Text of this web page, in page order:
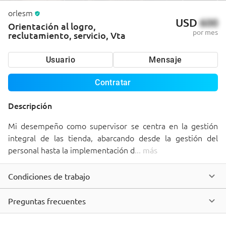
orlesm
Orientación al logro,
reclutamiento, servicio, Vta
USD 600
por mes
Usuario Mensaje
Contratar
Descripción
Mi desempeño como supervisor se centra en la gestión
integral de las tienda, abarcando desde la gestión del
personal hasta la implementación d... más
Condiciones de trabajo
Preguntas frecuentes